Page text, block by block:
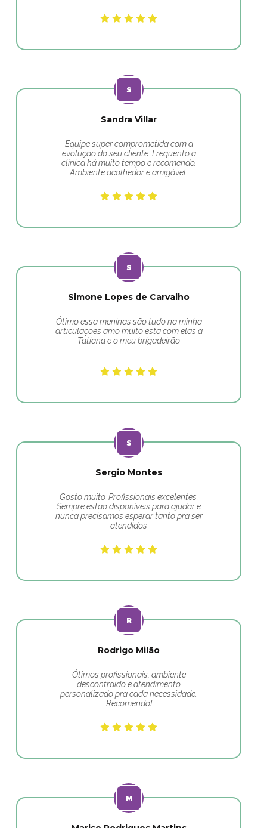
Sandra Villar
Equipe super comprometida com a
evolução do seu cliente. Frequento a
clínica há muito tempo e recomendo.
Ambiente acolhedor e amigável.
Simone Lopes de Carvalho
Ótimo essa meninas são tudo na minha
articulações amo muito esta com elas a
Tatiana e o meu brigadeirão
Sergio Montes
Gosto muito. Profissionais excelentes.
Sempre estão disponíveis para ajudar e
nunca precisamos esperar tanto pra ser
atendidos
Rodrigo Milão
Ótimos profissionais, ambiente
descontraído e atendimento
personalizado pra cada necessidade.
Recomendo!